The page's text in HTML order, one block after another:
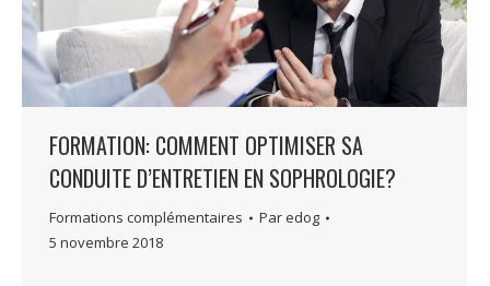
FORMATION: COMMENT OPTIMISER SA
CONDUITE D’ENTRETIEN EN SOPHROLOGIE?
Formations complémentaires Par edog
5 novembre 2018